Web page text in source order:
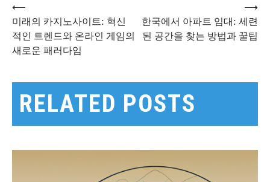
글
탐
색
⟵
미래의 카지노사이트: 혁신
적인 트렌드와 온라인 게임의
새로운 패러다임
한국에서 아파트 임대: 세련
된 공간을 찾는 방법과 꿀팁
⟶
RELATED POSTS